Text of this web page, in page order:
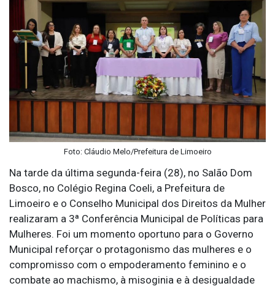
Foto: Cláudio Melo/Prefeitura de Limoeiro
Na tarde da última segunda-feira (28), no Salão Dom
Bosco, no Colégio Regina Coeli, a Prefeitura de
Limoeiro e o Conselho Municipal dos Direitos da Mulher
realizaram a 3ª Conferência Municipal de Políticas para
Mulheres. Foi um momento oportuno para o Governo
Municipal reforçar o protagonismo das mulheres e o
compromisso com o empoderamento feminino e o
combate ao machismo, à misoginia e à desigualdade